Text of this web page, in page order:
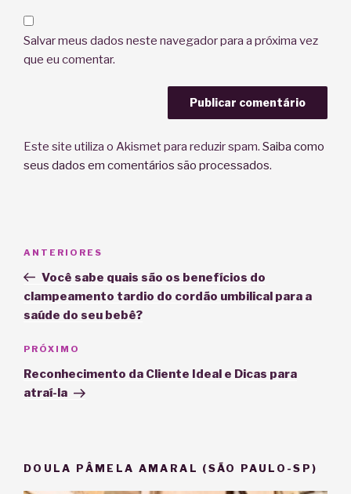
Salvar meus dados neste navegador para a próxima vez
que eu comentar.
Este site utiliza o Akismet para reduzir spam. Saiba como
seus dados em comentários são processados.
Post
Post
anterior
ANTERIORES
Você sabe quais são os benefícios do
clampeamento tardio do cordão umbilical para a
saúde do seu bebê?
Próximo
post
PRÓXIMO
Reconhecimento da Cliente Ideal e Dicas para
atraí-la
DOULA PÂMELA AMARAL (SÃO PAULO-SP)